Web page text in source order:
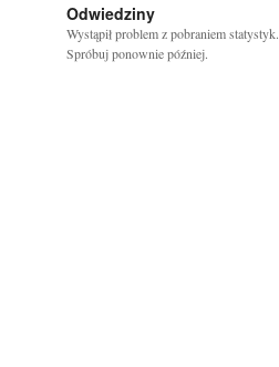
Odwiedziny
Wystąpił problem z pobraniem statystyk.
Spróbuj ponownie później.